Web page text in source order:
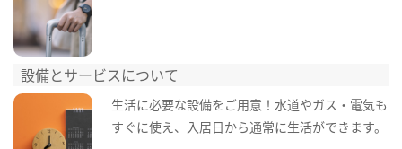
設備とサービスについて
生活に必要な設備をご用意！水道やガス・電気も
すぐに使え、入居日から通常に生活ができます。